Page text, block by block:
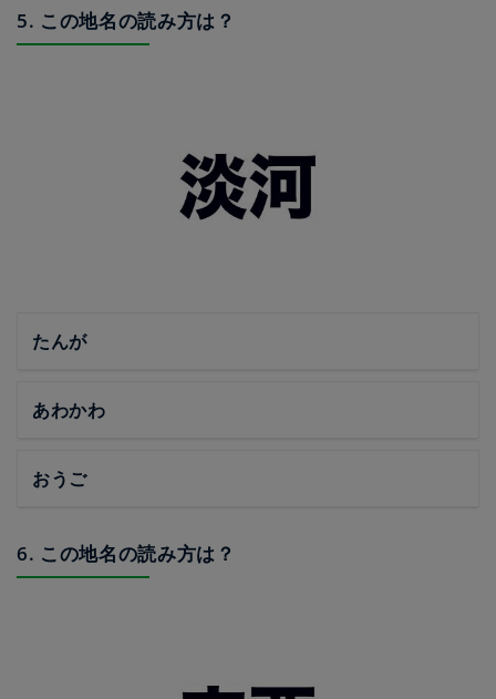
5. この地名の読み方は？
たんが
あわかわ
おうご
6. この地名の読み方は？